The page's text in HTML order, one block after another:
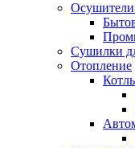
Осушители
Сушилки
Отопление